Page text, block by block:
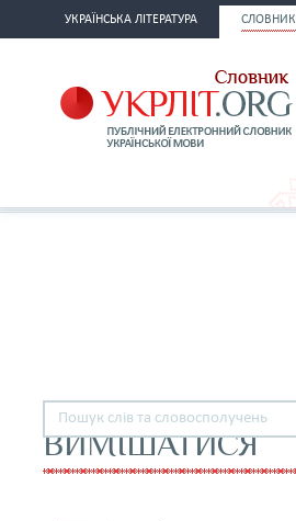
УКРАЇНСЬКА ЛІТЕРАТУРА СЛОВНИК
ВИМІШАТИСЯ